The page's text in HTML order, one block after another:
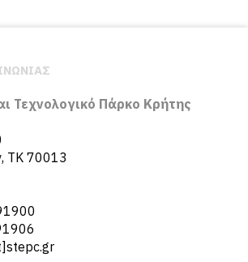
Τεχνολογικό Πάρκο Κρήτης
ΤΚ 70013